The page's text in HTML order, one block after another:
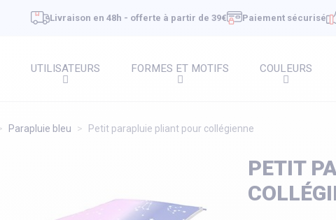
Livraison en 48h - offerte à partir de 39€ Paiement sécurisé
UTILISATEURS FORMES ET MOTIFS COULEURS
Parapluie bleu Petit parapluie pliant pour collégienne
PETIT